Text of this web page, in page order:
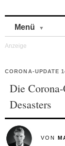
Menü
CORONA-UPDATE
Die
Desasters
VON